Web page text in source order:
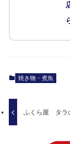
焼き物・煮魚
ふくら屋 タラ